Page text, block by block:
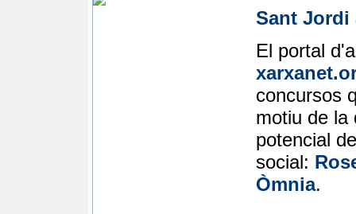
Sant Jordi
El portal
concursos
motiu de la
potencial
social:
Òmnia.